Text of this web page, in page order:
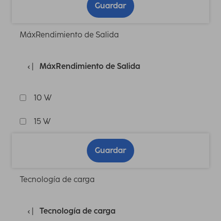
Guardar
MáxRendimiento de Salida
MáxRendimiento de Salida
10 W
15 W
Guardar
Tecnología de carga
Tecnología de carga